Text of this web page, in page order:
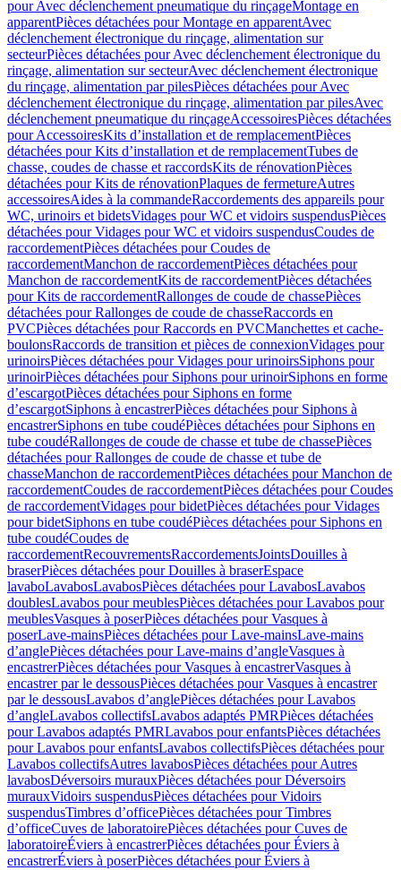
pour Avec déclenchement pneumatique du rinçageMontage en
apparentPièces détachées pour Montage en apparentAvec
déclenchement électronique du rinçage, alimentation sur
secteurPièces détachées pour Avec déclenchement électronique du
rinçage, alimentation sur secteurAvec déclenchement électronique
du rinçage, alimentation par pilesPièces détachées pour Avec
déclenchement électronique du rinçage, alimentation par pilesAvec
déclenchement pneumatique du rinçageAccessoiresPièces détachées
pour AccessoiresKits d’installation et de remplacementPièces
détachées pour Kits d’installation et de remplacementTubes de
chasse, coudes de chasse et raccordsKits de rénovationPièces
détachées pour Kits de rénovationPlaques de fermetureAutres
accessoiresAides à la commandeRaccordements des appareils pour
WC, urinoirs et bidetsVidages pour WC et vidoirs suspendusPièces
détachées pour Vidages pour WC et vidoirs suspendusCoudes de
raccordementPièces détachées pour Coudes de
raccordementManchon de raccordementPièces détachées pour
Manchon de raccordementKits de raccordementPièces détachées
pour Kits de raccordementRallonges de coude de chassePièces
détachées pour Rallonges de coude de chasseRaccords en
PVCPièces détachées pour Raccords en PVCManchettes et cache-
boulonsRaccords de transition et pièces de connexionVidages pour
urinoirsPièces détachées pour Vidages pour urinoirsSiphons pour
urinoirPièces détachées pour Siphons pour urinoirSiphons en forme
d’escargotPièces détachées pour Siphons en forme
d’escargotSiphons à encastrerPièces détachées pour Siphons à
encastrerSiphons en tube coudéPièces détachées pour Siphons en
tube coudéRallonges de coude de chasse et tube de chassePièces
détachées pour Rallonges de coude de chasse et tube de
chasseManchon de raccordementPièces détachées pour Manchon de
raccordementCoudes de raccordementPièces détachées pour Coudes
de raccordementVidages pour bidetPièces détachées pour Vidages
pour bidetSiphons en tube coudéPièces détachées pour Siphons en
tube coudéCoudes de
raccordementRecouvrementsRaccordementsJointsDouilles à
braserPièces détachées pour Douilles à braserEspace
lavaboLavabosLavabosPièces détachées pour LavabosLavabos
doublesLavabos pour meublesPièces détachées pour Lavabos pour
meublesVasques à poserPièces détachées pour Vasques à
poserLave-mainsPièces détachées pour Lave-mainsLave-mains
d’anglePièces détachées pour Lave-mains d’angleVasques à
encastrerPièces détachées pour Vasques à encastrerVasques à
encastrer par le dessousPièces détachées pour Vasques à encastrer
par le dessousLavabos d’anglePièces détachées pour Lavabos
d’angleLavabos collectifsLavabos adaptés PMRPièces détachées
pour Lavabos adaptés PMRLavabos pour enfantsPièces détachées
pour Lavabos pour enfantsLavabos collectifsPièces détachées pour
Lavabos collectifsAutres lavabosPièces détachées pour Autres
lavabosDéversoirs murauxPièces détachées pour Déversoirs
murauxVidoirs suspendusPièces détachées pour Vidoirs
suspendusTimbres dʼofficePièces détachées pour Timbres
dʼofficeCuves de laboratoirePièces détachées pour Cuves de
laboratoireÉviers à encastrerPièces détachées pour Éviers à
encastrerÉviers à poserPièces détachées pour Éviers à